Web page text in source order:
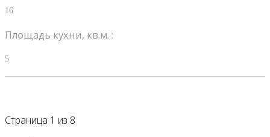
16
Площадь кухни, кв.м. :
5
Страница 1 из 8